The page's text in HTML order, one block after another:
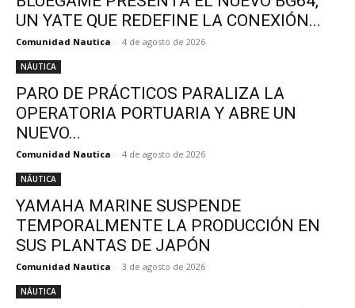
UN YATE QUE REDEFINE LA CONEXIÓN...
Comunidad Nautica - 4 de agosto de 2026
NÁUTICA
PARO DE PRÁCTICOS PARALIZA LA
OPERATORIA PORTUARIA Y ABRE UN
NUEVO...
Comunidad Nautica - 4 de agosto de 2026
NÁUTICA
YAMAHA MARINE SUSPENDE
TEMPORALMENTE LA PRODUCCIÓN EN
SUS PLANTAS DE JAPÓN
Comunidad Nautica - 3 de agosto de 2026
NÁUTICA